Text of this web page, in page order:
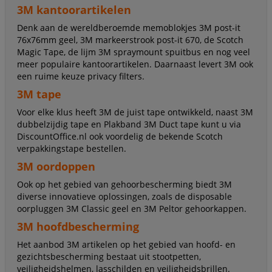
3M kantoorartikelen
Denk aan de wereldberoemde memoblokjes 3M post-it
76x76mm geel, 3M markeerstrook post-it 670, de Scotch
Magic Tape, de lijm 3M spraymount spuitbus en nog veel
meer populaire kantoorartikelen. Daarnaast levert 3M ook
een ruime keuze privacy filters.
3M tape
Voor elke klus heeft 3M de juist tape ontwikkeld, naast 3M
dubbelzijdig tape en Plakband 3M Duct tape kunt u via
DiscountOffice.nl ook voordelig de bekende Scotch
verpakkingstape bestellen.
3M oordoppen
Ook op het gebied van gehoorbescherming biedt 3M
diverse innovatieve oplossingen, zoals de disposable
oorpluggen 3M Classic geel en 3M Peltor gehoorkappen.
3M hoofdbescherming
Het aanbod 3M artikelen op het gebied van hoofd- en
gezichtsbescherming bestaat uit stootpetten,
veiligheidshelmen, lasschilden en veiligheidsbrillen.